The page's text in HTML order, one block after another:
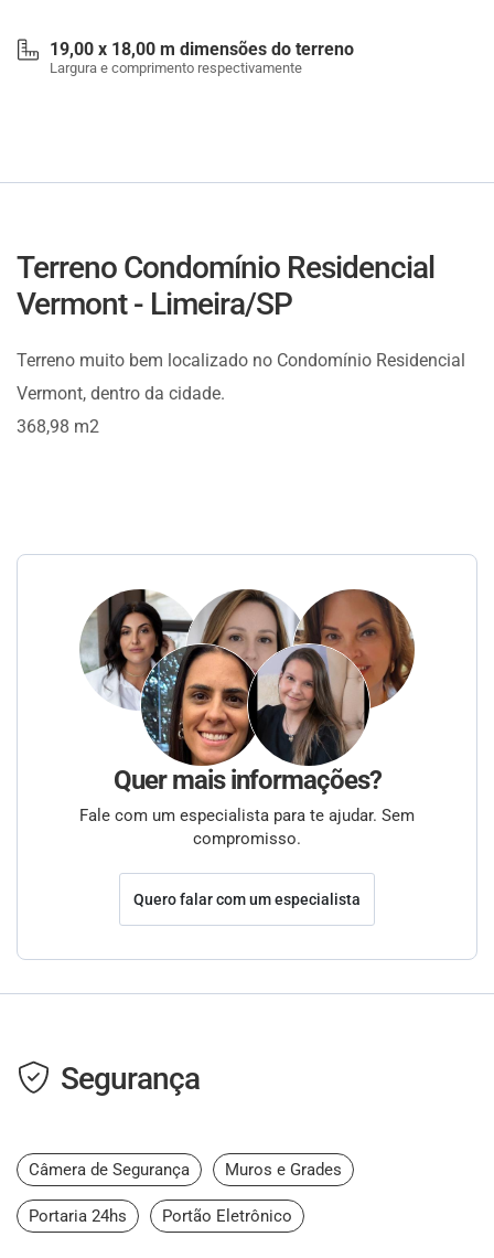
19,00 x 18,00 m dimensões do terreno
Largura e comprimento respectivamente
Terreno Condomínio Residencial
Vermont - Limeira/SP
Terreno muito bem localizado no Condomínio Residencial
Vermont, dentro da cidade.
368,98 m2
Quer mais informações?
Fale com um especialista para te ajudar. Sem
compromisso.
Quero falar com um especialista
Segurança
Câmera de Segurança Muros e Grades
Portaria 24hs Portão Eletrônico